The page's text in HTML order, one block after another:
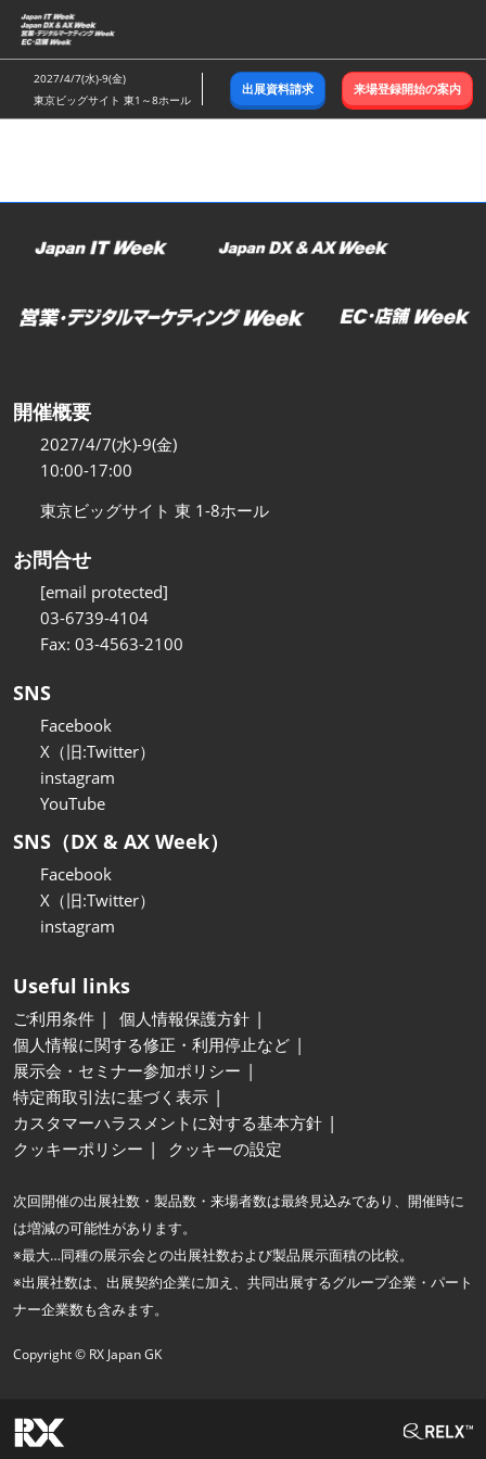
ス
キ
ッ
し
む
2027/4/7(水)-9(金)
東京ビッグサイト 東1～8ホール
出展資料請求 来場登録開始の案内
開催概要
2027/4/7(水)-9(金)
10:00-17:00
東京ビッグサイト 東 1-8ホール
お問合せ
[email protected]
03-6739-4104
Fax: 03-4563-2100
SNS
Facebook
X（旧:Twitter）
instagram
YouTube
SNS（DX & AX Week）
Facebook
X（旧:Twitter）
instagram
Useful links
ご利用条件
個人情報保護方針
個人情報に関する修正・利用停止など
展示会・セミナー参加ポリシー
特定商取引法に基づく表示
カスタマーハラスメントに対する基本方針
クッキーポリシー
クッキーの設定
次回開催の出展社数・製品数・来場者数は最終見込みであり、開催時に
は増減の可能性があります。
※最大…同種の展示会との出展社数および製品展示面積の比較。
※出展社数は、出展契約企業に加え、共同出展するグループ企業・パート
ナー企業数も含みます。
Copyright © RX Japan GK